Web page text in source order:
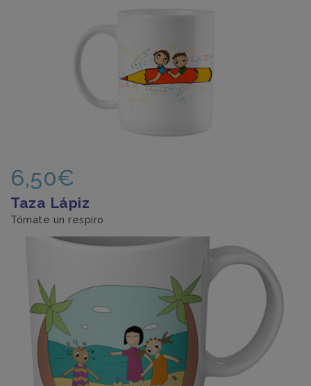
6,50€
Taza Lápiz
Tómate un respiro